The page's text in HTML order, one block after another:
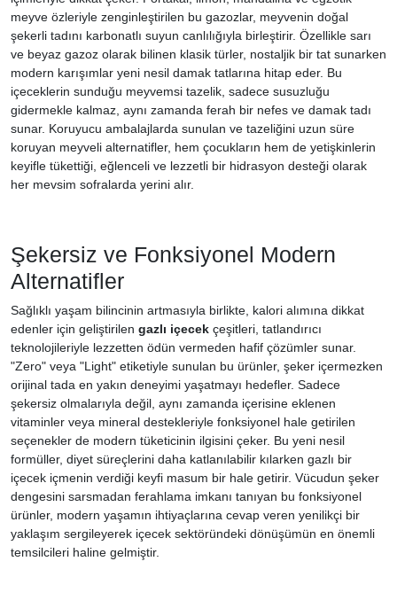
meyve özleriyle zenginleştirilen bu gazozlar, meyvenin doğal
şekerli tadını karbonatlı suyun canlılığıyla birleştirir. Özellikle sarı
ve beyaz gazoz olarak bilinen klasik türler, nostaljik bir tat sunarken
modern karışımlar yeni nesil damak tatlarına hitap eder. Bu
içeceklerin sunduğu meyvemsi tazelik, sadece susuzluğu
gidermekle kalmaz, aynı zamanda ferah bir nefes ve damak tadı
sunar. Koruyucu ambalajlarda sunulan ve tazeliğini uzun süre
koruyan meyveli alternatifler, hem çocukların hem de yetişkinlerin
keyifle tükettiği, eğlenceli ve lezzetli bir hidrasyon desteği olarak
her mevsim sofralarda yerini alır.
Şekersiz ve Fonksiyonel Modern
Alternatifler
Sağlıklı yaşam bilincinin artmasıyla birlikte, kalori alımına dikkat
edenler için geliştirilen gazlı içecek çeşitleri, tatlandırıcı
teknolojileriyle lezzetten ödün vermeden hafif çözümler sunar.
"Zero" veya "Light" etiketiyle sunulan bu ürünler, şeker içermezken
orijinal tada en yakın deneyimi yaşatmayı hedefler. Sadece
şekersiz olmalarıyla değil, aynı zamanda içerisine eklenen
vitaminler veya mineral destekleriyle fonksiyonel hale getirilen
seçenekler de modern tüketicinin ilgisini çeker. Bu yeni nesil
formüller, diyet süreçlerini daha katlanılabilir kılarken gazlı bir
içecek içmenin verdiği keyfi masum bir hale getirir. Vücudun şeker
dengesini sarsmadan ferahlama imkanı tanıyan bu fonksiyonel
ürünler, modern yaşamın ihtiyaçlarına cevap veren yenilikçi bir
yaklaşım sergileyerek içecek sektöründeki dönüşümün en önemli
temsilcileri haline gelmiştir.